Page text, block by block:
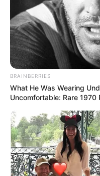
BRAINBERRIES
What He Was Wearing
Uncomfortable: Rare 1970